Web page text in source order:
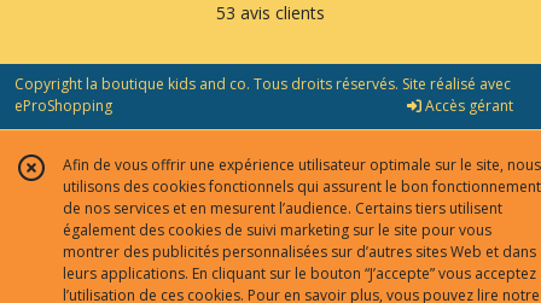
53 avis clients
Copyright la boutique kids and co. Tous droits réservés. Site réalisé avec
eProShopping
Accès gérant
Afin de vous offrir une expérience utilisateur optimale sur le site, nous
utilisons des cookies fonctionnels qui assurent le bon fonctionnement
de nos services et en mesurent l’audience. Certains tiers utilisent
également des cookies de suivi marketing sur le site pour vous
montrer des publicités personnalisées sur d’autres sites Web et dans
leurs applications. En cliquant sur le bouton “J’accepte” vous acceptez
l’utilisation de ces cookies. Pour en savoir plus, vous pouvez lire notre